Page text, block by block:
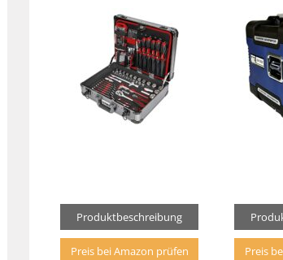
Produktbeschreibung
Preis bei Amazon prüfen Preis